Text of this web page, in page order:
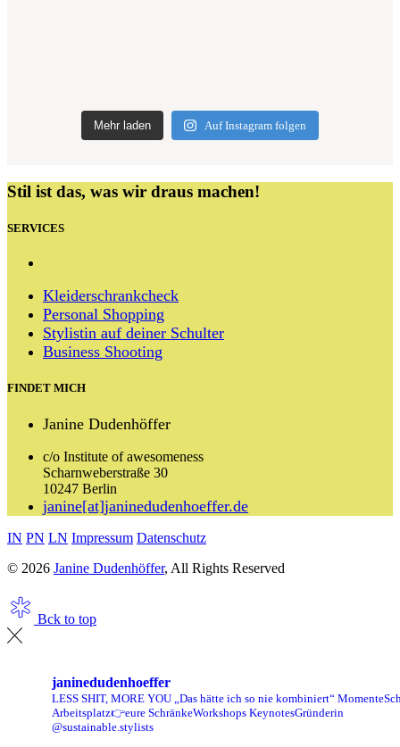
Mehr laden Auf Instagram folgen
Stil ist das, was wir draus machen!
SERVICES
Kleiderschrankcheck
Personal Shopping
Stylistin auf deiner Schulter
Business Shooting
FINDET MICH
Janine Dudenhöffer
c/o Institute of awesomeness
Scharnweberstraße 30
10247 Berlin
janine[at]janinedudenhoeffer.de
IN PN LN Impressum Datenschutz
© 2026 Janine Dudenhöffer, All Rights Reserved
Bck to top
janinedudenhoeffer
LESS SHIT, MORE YOU „Das hätte ich so nie kombiniert“ Momente
Arbeitsplatz👉eure SchränkeWorkshops KeynotesGründerin
@sustainable.stylists